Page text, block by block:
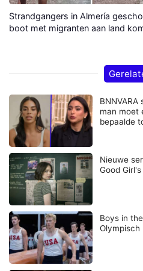
Strandgangers in Almería
boot met migranten aan land
man moet
bepaalde
Nieuwe
Good
Boys in
Olympisch